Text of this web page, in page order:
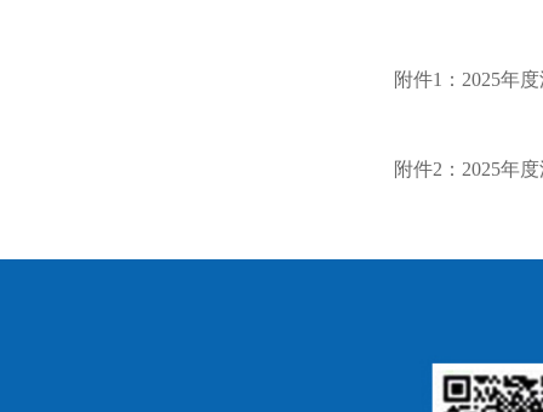
附件1：2025年
附件2：2025年